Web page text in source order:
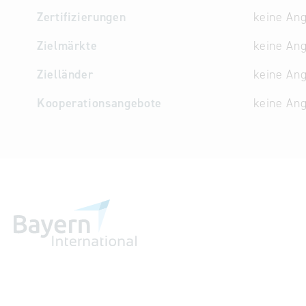
Zertifizierungen
keine
Zielmärkte
keine
Zielländer
keine
Kooperationsangebote
keine